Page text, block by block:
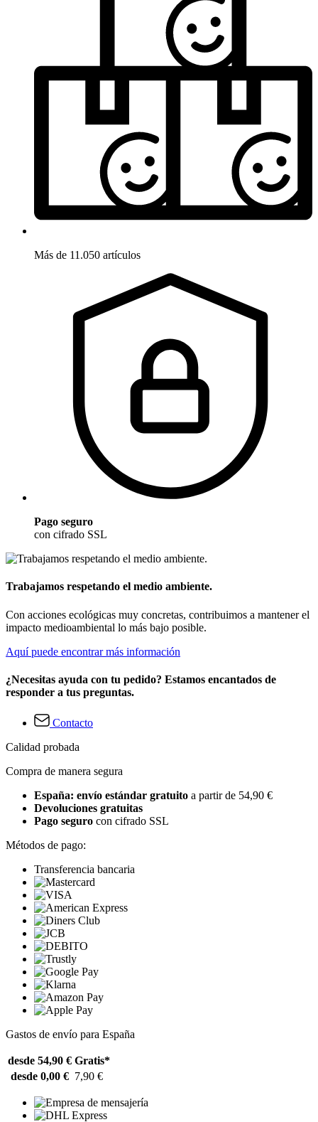
Más de 11.050 artículos
Pago seguro
con cifrado SSL
Trabajamos respetando el medio ambiente.
Con acciones ecológicas muy concretas, contribuimos a mantener el
impacto medioambiental lo más bajo posible.
Aquí puede encontrar más información
¿Necesitas ayuda con tu pedido? Estamos encantados de
responder a tus preguntas.
Contacto
Calidad probada
Compra de manera segura
España: envío estándar gratuito a partir de 54,90 €
Devoluciones gratuitas
Pago seguro con cifrado SSL
Métodos de pago:
Transferencia bancaria
Gastos de envío para España
desde 54,90 € Gratis*
desde 0,00 € 7,90 €